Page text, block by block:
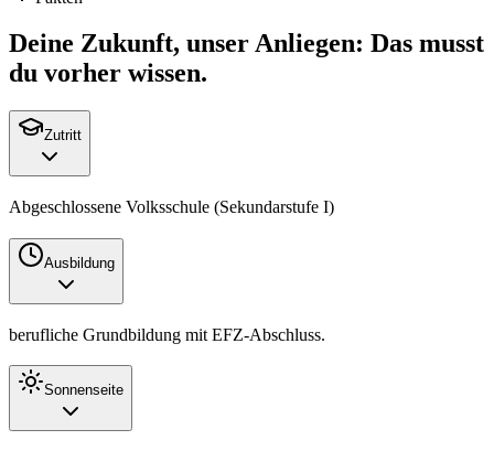
Deine Zukunft, unser Anliegen: Das musst
du vorher wissen.
Zutritt
Abgeschlossene Volksschule (Sekundarstufe I)
Ausbildung
berufliche Grundbildung mit EFZ-Abschluss.
Sonnenseite